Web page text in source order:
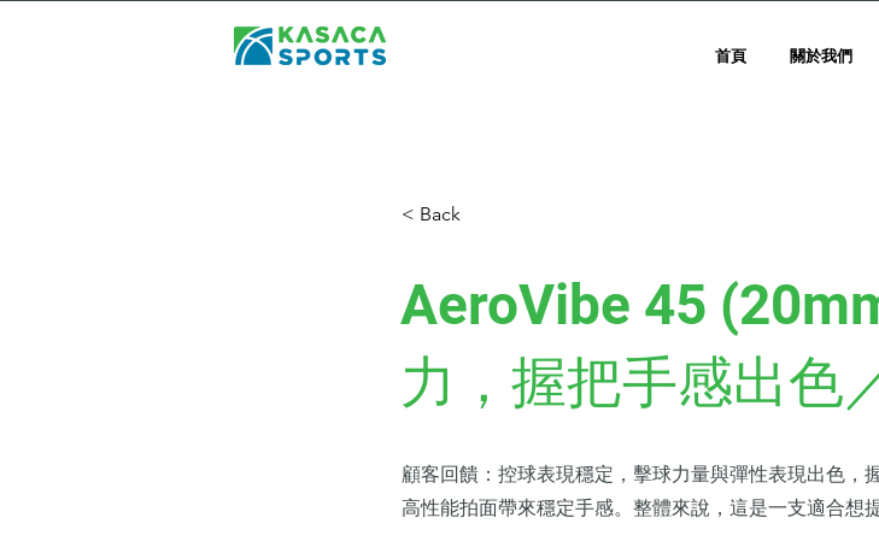
首頁 關於我們
< Back
AeroVibe 45
力，握把手感出色
顧客回饋：控球表現穩定，擊球力量與彈性表現出色，
高性能拍面帶來穩定手感。整體來說，這是一支適合想